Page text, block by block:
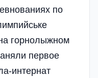
по
горнолыжном
первое
интернат